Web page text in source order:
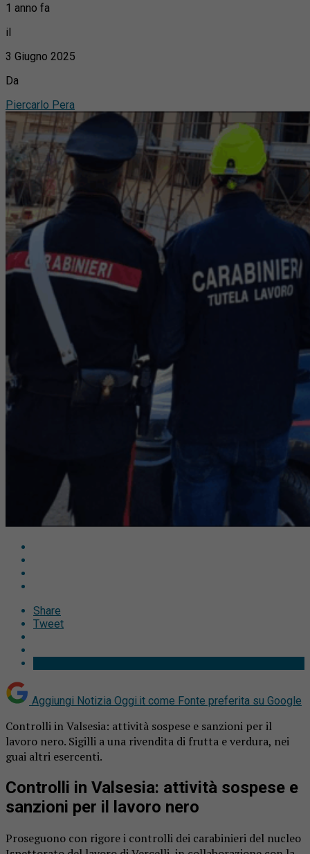
1 anno fa
il
3 Giugno 2025
Da
Piercarlo Pera
Share
Tweet
Aggiungi Notizia Oggi.it come Fonte preferita su Google
Controlli in Valsesia: attività sospese e sanzioni per il
lavoro nero. Sigilli a una rivendita di frutta e verdura, nei
guai altri esercenti.
Controlli in Valsesia: attività sospese e
sanzioni per il lavoro nero
Proseguono con rigore i controlli dei carabinieri del nucleo